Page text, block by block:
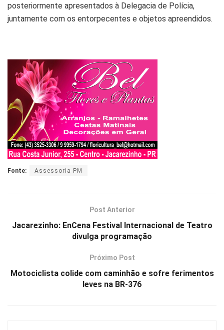
posteriormente apresentados à Delegacia de Polícia,
juntamente com os entorpecentes e objetos apreendidos.
Fonte: Assessoria PM
Post Anterior
Jacarezinho: EnCena Festival Internacional de Teatro
divulga programação
Próximo Post
Motociclista colide com caminhão e sofre ferimentos
leves na BR-376